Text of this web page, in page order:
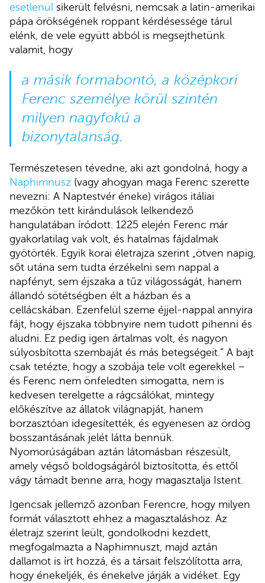
esetlenül sikerült felvésni, nemcsak a latin-amerikai
pápa örökségének roppant kérdésessége tárul
elénk, de vele együtt abból is megsejthetünk
valamit, hogy
a másik formabontó, a középkori
Ferenc személye körül szintén
milyen nagyfokú a
bizonytalanság.
Természetesen tévedne, aki azt gondolná, hogy a
Naphimnusz (vagy ahogyan maga Ferenc szerette
nevezni: A Naptestvér éneke) virágos itáliai
mezőkön tett kirándulások lelkendező
hangulatában íródott. 1225 elején Ferenc már
gyakorlatilag vak volt, és hatalmas fájdalmak
gyötörték. Egyik korai életrajza szerint „ötven napig,
sőt utána sem tudta érzékelni sem nappal a
napfényt, sem éjszaka a tűz világosságát, hanem
állandó sötétségben élt a házban és a
cellácskában. Ezenfelül szeme éjjel-nappal annyira
fájt, hogy éjszaka többnyire nem tudott pihenni és
aludni. Ez pedig igen ártalmas volt, és nagyon
súlyosbította szembaját és más betegségeit.” A bajt
csak tetézte, hogy a szobája tele volt egerekkel –
és Ferenc nem önfeledten simogatta, nem is
kedvesen terelgette a rágcsálókat, mintegy
előkészítve az állatok világnapját, hanem
borzasztóan idegesítették, és egyenesen az ördög
bosszantásának jelét látta bennük.
Nyomorúságában aztán látomásban részesült,
amely végső boldogságáról biztosította, és ettől
vágy támadt benne arra, hogy magasztalja Istent.
Igencsak jellemző azonban Ferencre, hogy milyen
formát választott ehhez a magasztaláshoz. Az
életrajz szerint leült, gondolkodni kezdett,
megfogalmazta a Naphimnuszt, majd aztán
dallamot is írt hozzá, és a társait felszólította arra,
hogy énekeljék, és énekelve járják a vidéket. Egy